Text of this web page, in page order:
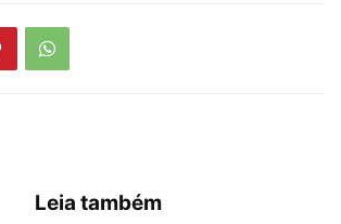
Leia também